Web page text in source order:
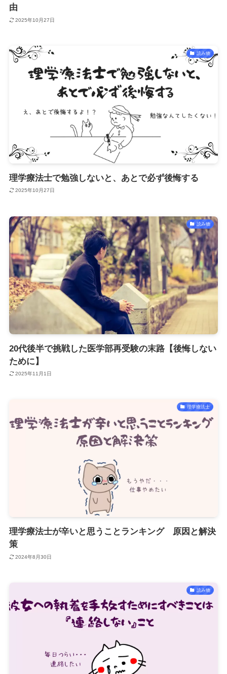
由
2025年10月27日
読み物
理学療法士で勉強しないと、あとで必ず後悔する
2025年10月27日
読み物
20代後半で挑戦した医学部再受験の末路【後悔しない
ために】
2025年11月1日
理学療法士
理学療法士が辛いと思うことランキング 原因と解決
策
2024年8月30日
読み物